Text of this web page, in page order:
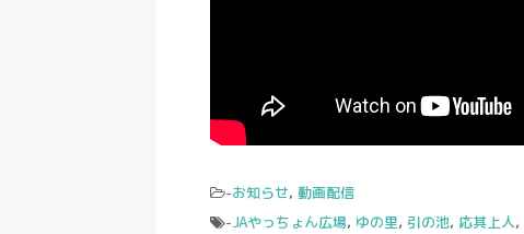
-お知らせ, 動画配信
-JAやっちょん広場, ゆの里, 引の池, 応其上人,